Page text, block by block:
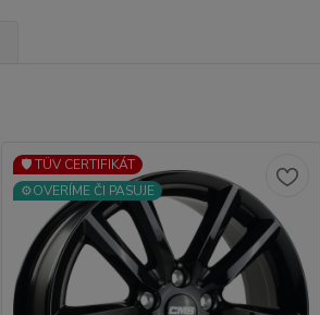
🛡️ TÜV CERTIFIKÁT
⚙️OVERÍME ČI PASUJE